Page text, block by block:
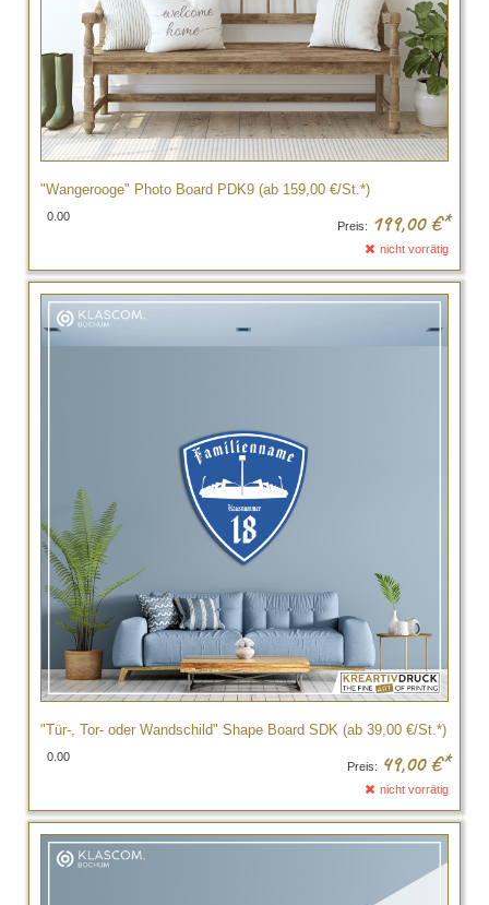
"Wangerooge" Photo Board PDK9 (ab 159,00 €/St.*)
0.00
Preis: 199,00 €*
nicht vorrätig
"Tür-, Tor- oder Wandschild" Shape Board SDK (ab 39,00 €/St.*)
0.00
Preis: 49,00 €*
nicht vorrätig